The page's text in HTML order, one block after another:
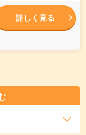
詳しく見る